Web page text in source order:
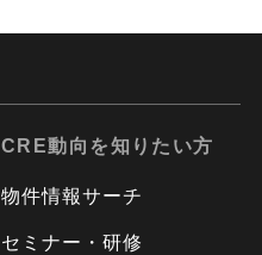
CRE動向を知りたい方
物件情報サーチ
セミナー・研修